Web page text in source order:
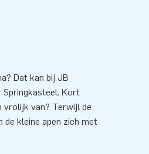
Dat kan bij JB
Springkasteel. Kort
vrolijk van? Terwijl de
de kleine apen zich met